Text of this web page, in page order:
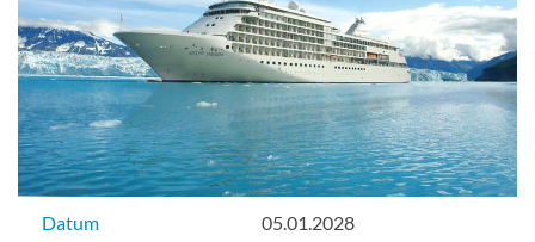
Datum
05.01.2028